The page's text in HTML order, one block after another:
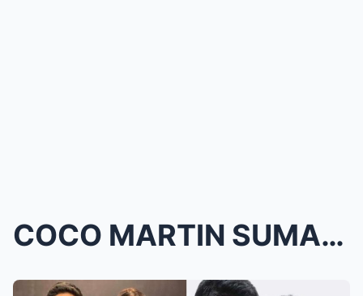
COCO MARTIN SUMABOG SA GALIT! BINANATAN ANG MGA BA...